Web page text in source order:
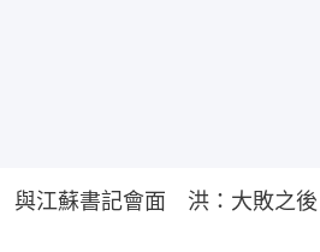
與江蘇書記會面　洪：大敗之